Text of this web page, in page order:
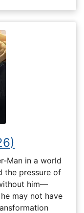
Man in a world
the pressure of
him—
may not have